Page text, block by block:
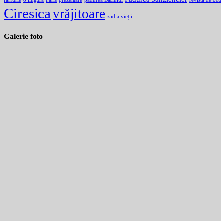
Ciresica vrăjitoare zodia vieții
Galerie foto